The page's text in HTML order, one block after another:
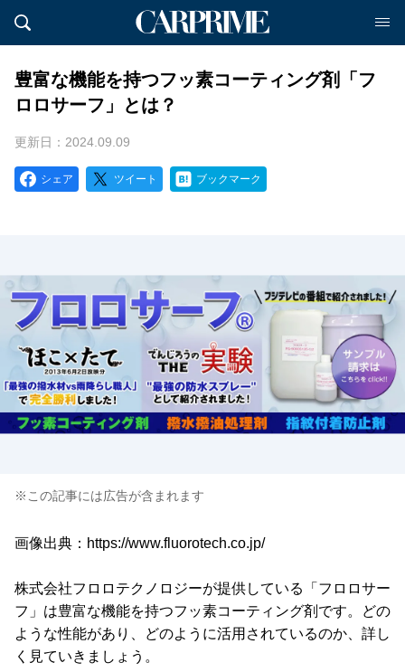
豊富な機能を持つフッ素コーティング剤「フ
ロロサーフ」とは？
更新日：2024.09.09
シェア ツイート ブックマーク
※この記事には広告が含まれます
画像出典：https://www.fluorotech.co.jp/
株式会社フロロテクノロジーが提供している「フロロサー
フ」は豊富な機能を持つフッ素コーティング剤です。どの
ような性能があり、どのように活用されているのか、詳し
く見ていきましょう。